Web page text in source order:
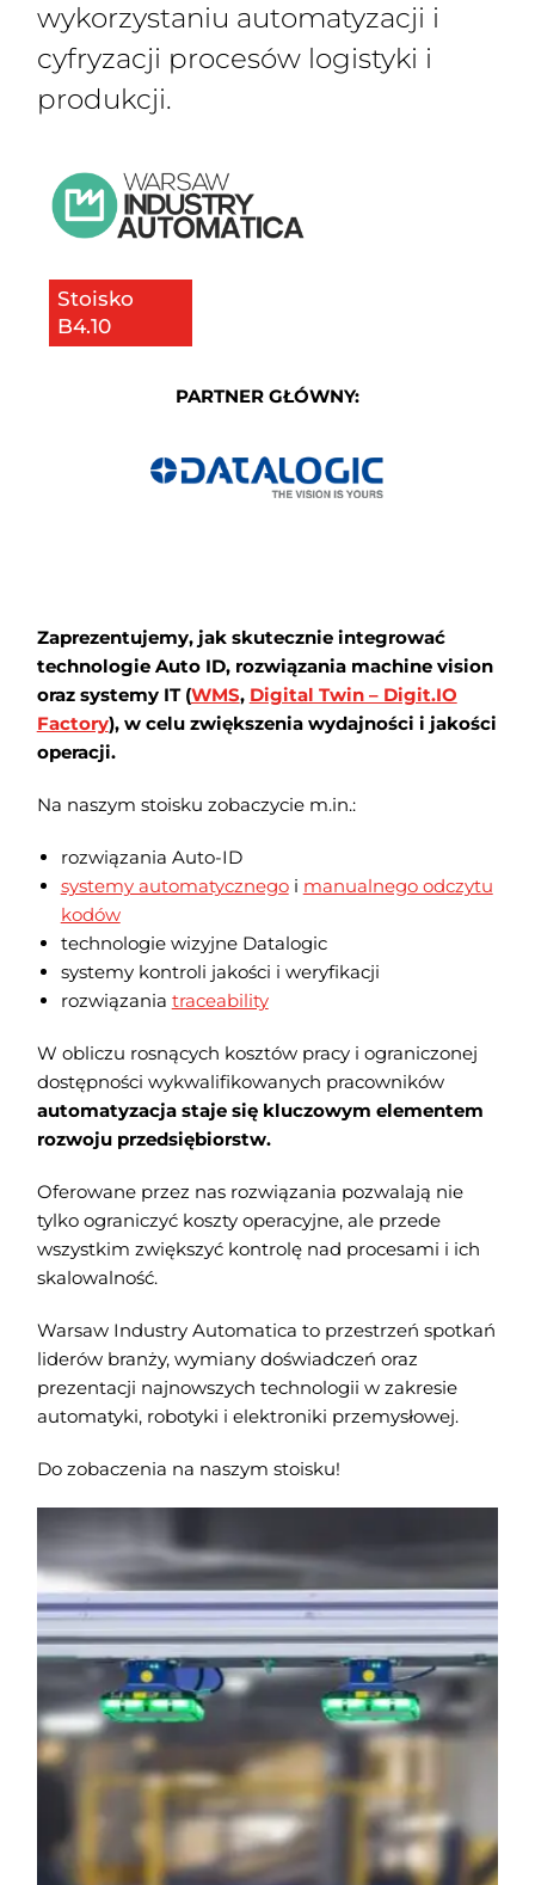
PARTNER GŁÓWNY:
wykorzystaniu automatyzacji i
cyfryzacji procesów logistyki i
produkcji.
Stoisko
B4.10
Zaprezentujemy, jak skutecznie integrować
technologie Auto ID, rozwiązania machine vision
oraz systemy IT (WMS, Digital Twin – Digit.IO
Factory), w celu zwiększenia wydajności i jakości
operacji.
Na naszym stoisku zobaczycie m.in.:
rozwiązania Auto-ID
systemy automatycznegoi manualnego odczytu
kodów
technologie wizyjne Datalogic
systemy kontroli jakości i weryfikacji
rozwiązania traceability
W obliczu rosnących kosztów pracy i ograniczonej
dostępności wykwalifikowanych pracowników
automatyzacja staje się kluczowym elementem
rozwoju przedsiębiorstw.
Oferowane przez nas rozwiązania pozwalają nie
tylko ograniczyć koszty operacyjne, ale przede
wszystkim zwiększyć kontrolę nad procesami i ich
skalowalność.
Warsaw Industry Automatica to przestrzeń spotkań
liderów branży, wymiany doświadczeń oraz
prezentacji najnowszych technologii w zakresie
automatyki, robotyki i elektroniki przemysłowej.
Do zobaczenia na naszym stoisku!